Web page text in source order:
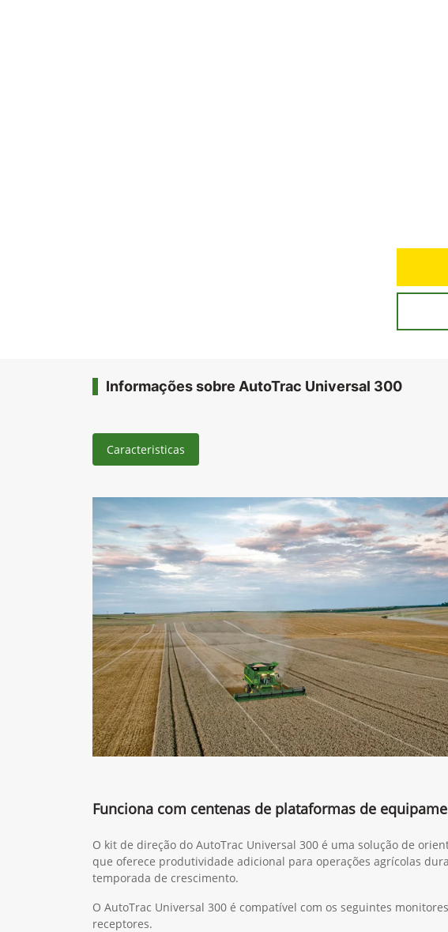
Informações sobre AutoTrac Universal 300
Caracteristicas
Funciona com centenas de plataformas de
O kit de direção do AutoTrac Universal 300 é uma solução de
que oferece produtividade adicional para operações agrícolas
temporada de crescimento.
O AutoTrac Universal 300 é compatível com os seguintes
receptores.